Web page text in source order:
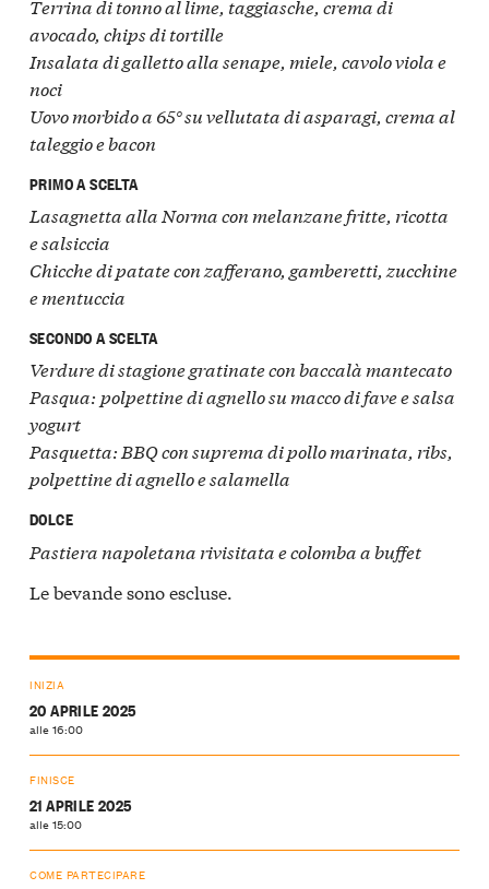
Terrina di tonno al lime, taggiasche, crema di
avocado, chips di tortille
Insalata di galletto alla senape, miele, cavolo viola e
noci
Uovo morbido a 65° su vellutata di asparagi, crema al
taleggio e bacon
PRIMO A SCELTA
Lasagnetta alla Norma con melanzane fritte, ricotta
e salsiccia
Chicche di patate con zafferano, gamberetti, zucchine
e mentuccia
SECONDO A SCELTA
Verdure di stagione gratinate con baccalà mantecato
Pasqua: polpettine di agnello su macco di fave e salsa
yogurt
Pasquetta: BBQ con suprema di pollo marinata, ribs,
polpettine di agnello e salamella
DOLCE
Pastiera napoletana rivisitata e colomba a buffet
Le bevande sono escluse.
INIZIA
20 APRILE 2025
alle 16:00
FINISCE
21 APRILE 2025
alle 15:00
COME PARTECIPARE